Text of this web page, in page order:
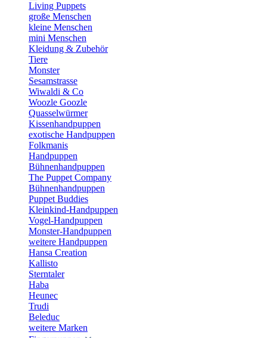
Living Puppets
große Menschen
kleine Menschen
mini Menschen
Kleidung & Zubehör
Tiere
Monster
Sesamstrasse
Wiwaldi & Co
Woozle Goozle
Quasselwürmer
Kissenhandpuppen
exotische Handpuppen
Folkmanis
Handpuppen
Bühnenhandpuppen
The Puppet Company
Bühnenhandpuppen
Puppet Buddies
Kleinkind-Handpuppen
Vogel-Handpuppen
Monster-Handpuppen
weitere Handpuppen
Hansa Creation
Kallisto
Sterntaler
Haba
Heunec
Trudi
Beleduc
weitere Marken